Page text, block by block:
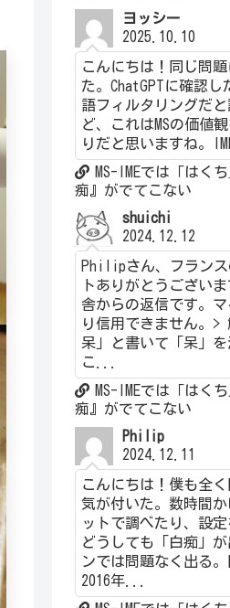
ヨッシー
2025.10.10
こんにちは！同じ問
た。ChatGPTに確認し
語フィルタリングだ
ど、これはMSの価値
りだと思いますね。
MS-IMEでは「はく
痴』がでてこない
shuichi
2024.12.12
Philipさん、フランス
トありがとうござい
舎からの返信です。
り信用できません。
呆」と書いて「呆」
こ...
MS-IMEでは「はく
痴』がでてこない
Philip
2024.12.11
こんにちは！僕も全
気が付いた。数時間
ットで調べたり、設定
どうしても「白痴」
ンでは問題なく出る
2016年...